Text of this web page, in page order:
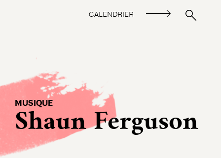
CALENDRIER
MUSIQUE
Shaun Ferguson